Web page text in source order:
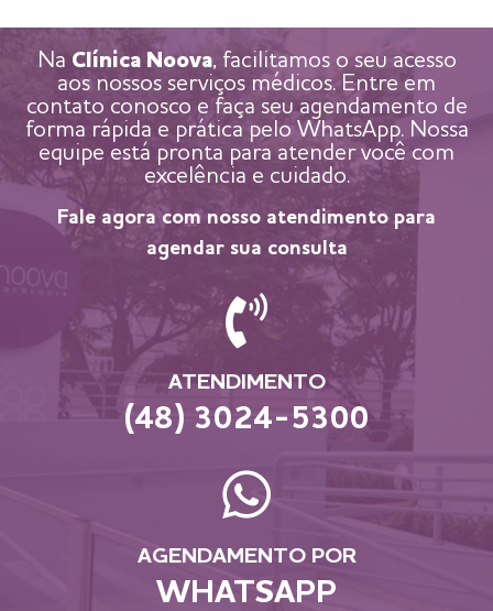
Na Clínica Noova, facilitamos o seu acesso
aos nossos serviços médicos. Entre em
contato conosco e faça seu agendamento de
forma rápida e prática pelo WhatsApp. Nossa
equipe está pronta para atender você com
excelência e cuidado.
Fale agora com nosso atendimento para
agendar sua consulta
ATENDIMENTO
(48) 3024-5300
AGENDAMENTO POR
WHATSAPP